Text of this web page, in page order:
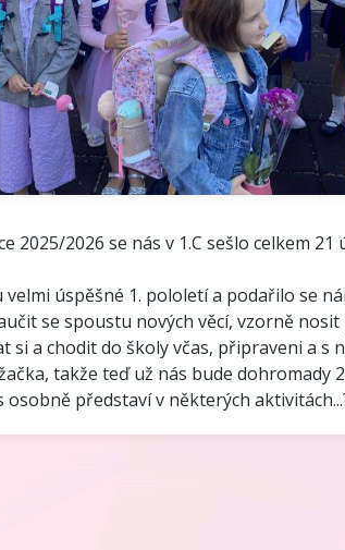
2025/2026 se nás v 1.C sešlo celkem 21
úspěšné 1. pololetí a podařilo se
se spoustu nových věcí, vzorně nosit
si a chodit do školy včas, připraveni a s
takže teď už nás bude dohromady
představí v některých